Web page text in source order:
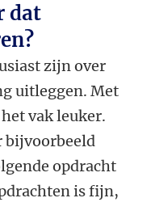
dat
zijn over
uitleggen. Met
vak leuker.
bijvoorbeeld
opdracht
is fijn,